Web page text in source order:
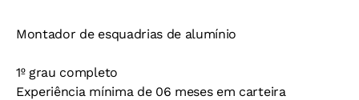
Montador de esquadrias de alumínio
1º grau completo
Experiência mínima de 06 meses em carteira